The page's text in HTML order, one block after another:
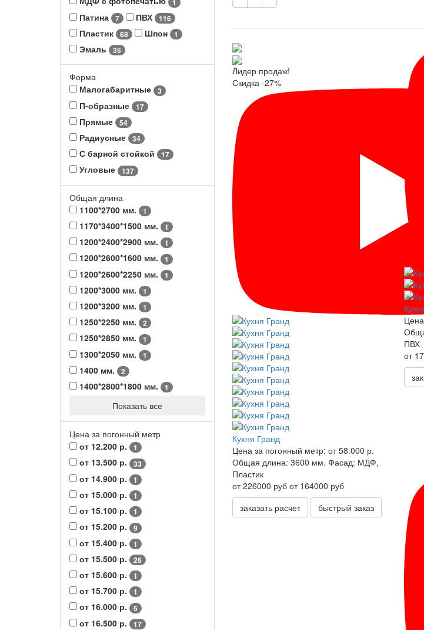
1
Патина 7 ПВХ 116
Пластик 68 Шпон 1
Эмаль 35
Форма
Малогабаритные
3
П-образные 17
Прямые 54
Радиусные 34
С барной стойкой 17
Угловые 137
Общая длина
1100*2700 мм.
1
1170*3400*1500 мм. 1
1200*2400*2900 мм. 1
1200*2600*1600 мм. 1
1200*2600*2250 мм. 1
1200*3000 мм. 1
1200*3200 мм. 1
1250*2250 мм. 2
1250*2850 мм. 1
1300*2050 мм. 1
1400 мм. 2
1400*2800*1800 мм. 1
Показать все
Цена за погонный метр
от 12.200 р.
1
от 13.500 р. 33
от 14.900 р. 1
от 15.000 р. 1
от 15.100 р. 1
от 15.200 р. 9
от 15.400 р. 1
от 15.500 р. 26
от 15.600 р. 1
от 15.700 р. 1
от 16.000 р. 5
от 16.500 р. 17
Лидер продаж!
Скидка -27%
Кухня Гранд
Цена за погонный метр: от 58.000 р.
Общая длина: 3600 мм. Фасад: МДФ,
Пластик
от 226000 руб от 164000 руб
заказать расчет
быстрый заказ
ПВХ
от